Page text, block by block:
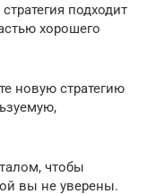
подходит
хорошего
новую стратегию
чтобы
вы не уверены.